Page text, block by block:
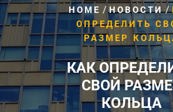
HOME /НОВОСТИ/
ОПРЕДЕЛИТЬ
РАЗМЕР
КАК
СВОЙ
КОЛЬЦА